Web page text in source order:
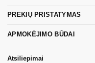
PREKIŲ PRISTATYMAS
APMOKĖJIMO BŪDAI
Atsiliepimai